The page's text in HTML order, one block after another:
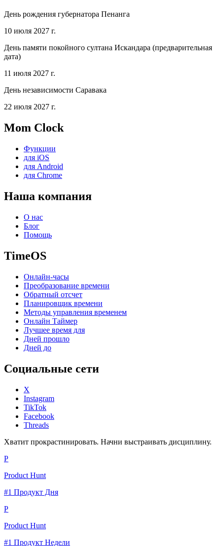
День рождения губернатора Пенанга
10 июля 2027 г.
День памяти покойного султана Искандара (предварительная
дата)
11 июля 2027 г.
День независимости Саравака
22 июля 2027 г.
Mom Clock
Функции
для iOS
для Android
для Chrome
Наша компания
О нас
Блог
Помощь
TimeOS
Онлайн-часы
Преобразование времени
Обратный отсчет
Планировщик времени
Методы управления временем
Онлайн Таймер
Лучшее время для
Дней прошло
Дней до
Социальные сети
X
Instagram
TikTok
Facebook
Threads
Хватит прокрастинировать. Начни выстраивать дисциплину.
P
Product Hunt
#1 Продукт Дня
P
Product Hunt
#1 Продукт Недели